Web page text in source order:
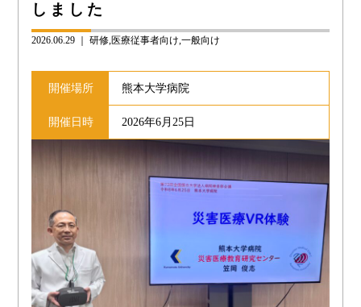
しました
2026.06.29 ｜研修 医療従事者向け 一般向け
開催場所 熊本大学病院
開催日時 2026年6月25日